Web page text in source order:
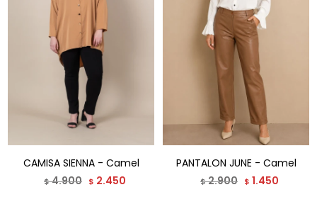
CAMISA SIENNA - Camel
$4.900 $ 2.450
PANTALON JUNE - Camel
$2.900 $ 1.450